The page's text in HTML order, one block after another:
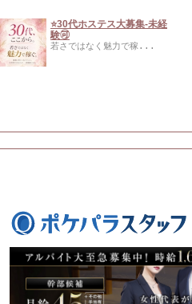
⭐️30代ホステス大募集-未経
験🉑
若さではなく魅力で稼...